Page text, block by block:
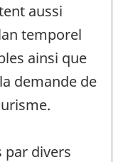
aussi
temporel
ainsi que
demande de
par divers